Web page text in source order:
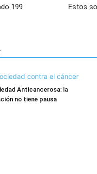
199
Estos
Anticancerosa: la
no tiene pausa